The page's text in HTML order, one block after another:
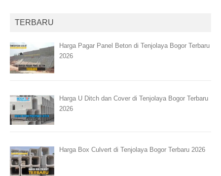
TERBARU
Harga Pagar Panel Beton di Tenjolaya Bogor Terbaru
2026
Harga U Ditch dan Cover di Tenjolaya Bogor Terbaru
2026
Harga Box Culvert di Tenjolaya Bogor Terbaru 2026